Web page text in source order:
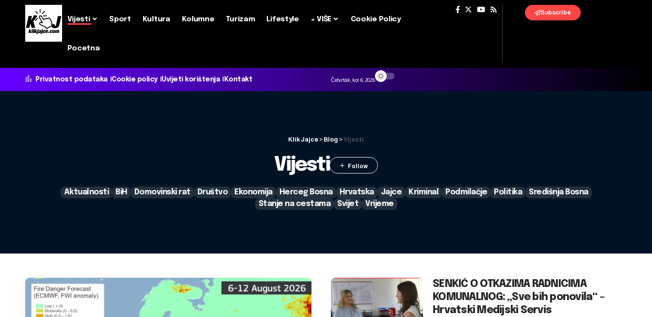
Vijesti Sport Kultura Kolumne Turizam Lifestyle + VIŠE Cookie Policy
Pocetna
Subscribe
Privatnost podataka Cookie policy Uvijeti korištenja Kontakt Četvrtak, kol 6, 2026
Klik Jajce > Blog >Vijesti
Vijesti
Aktualnosti BiH Domovinski rat Društvo Ekonomija Herceg Bosna Hrvatska Jajce Kriminal Podmilačje Politika
Središnja Bosna
Stanje na cestama
Svijet Vrijeme
SENKIĆ O OTKAZIMA RADNICIMA
KOMUNALNOG: „Sve bih ponovila“ –
Hrvatski Medijski Servis